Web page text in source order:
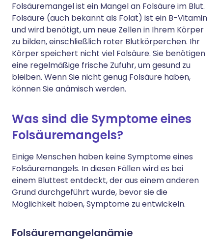
Folsäuremangel ist ein Mangel an Folsäure im Blut.
Folsäure (auch bekannt als Folat) ist ein B-Vitamin
und wird benötigt, um neue Zellen in Ihrem Körper
zu bilden, einschließlich roter Blutkörperchen. Ihr
Körper speichert nicht viel Folsäure. Sie benötigen
eine regelmäßige frische Zufuhr, um gesund zu
bleiben. Wenn Sie nicht genug Folsäure haben,
können Sie anämisch werden.
Was sind die Symptome eines
Folsäuremangels?
Einige Menschen haben keine Symptome eines
Folsäuremangels. In diesen Fällen wird es bei
einem Bluttest entdeckt, der aus einem anderen
Grund durchgeführt wurde, bevor sie die
Möglichkeit haben, Symptome zu entwickeln.
Folsäuremangelanämie